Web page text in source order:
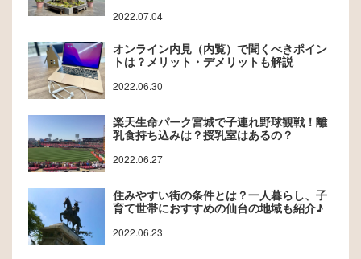
2022.07.04
オンライン内見（内覧）で聞くべきポイン
トは？メリット・デメリットも解説
2022.06.30
楽天生命パーク宮城で子連れ野球観戦！離
乳食持ち込みは？授乳室はあるの？
2022.06.27
住みやすい街の条件とは？一人暮らし、子
育て世帯におすすめの仙台の地域も紹介♪
2022.06.23